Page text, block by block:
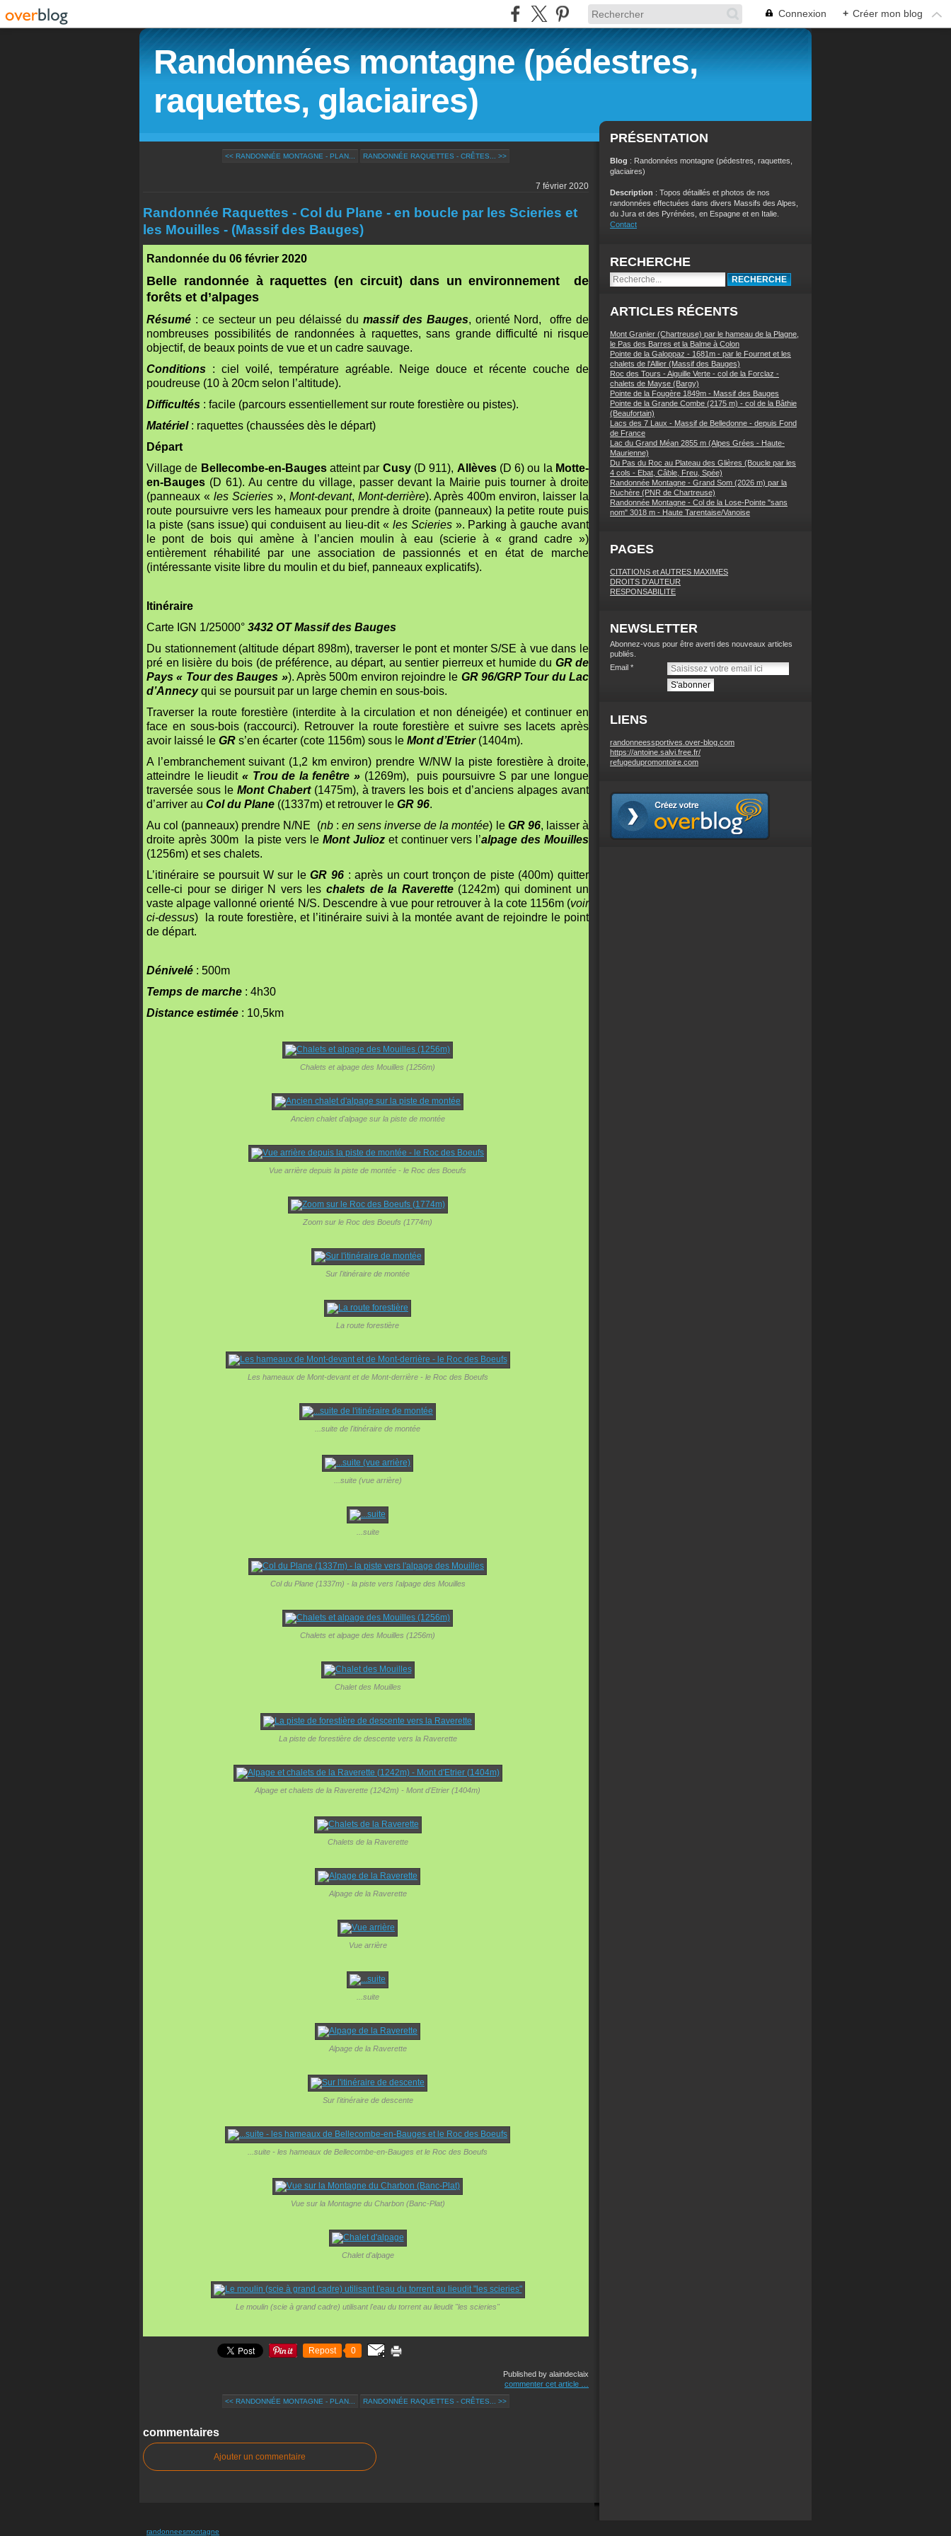
Connexion + Créer mon blog
Randonnées montagne (pédestres,
raquettes, glaciaires)
<< RANDONNÉE MONTAGNE - PLAN... RANDONNÉE RAQUETTES - CRÊTES... >>
7 février 2020
Randonnée Raquettes - Col du Plane - en boucle par les Scieries et
les Mouilles - (Massif des Bauges)
Randonnée du 06 février 2020
Belle randonnée à raquettes (en circuit) dans un environnement de
forêts et d’alpages
Résumé : ce secteur un peu délaissé du massif des Bauges, orienté Nord, offre de
nombreuses possibilités de randonnées à raquettes, sans grande difficulté ni risque
objectif, de beaux points de vue et un cadre sauvage.
Conditions : ciel voilé, température agréable. Neige douce et récente couche de
poudreuse (10 à 20cm selon l’altitude).
Difficultés : facile (parcours essentiellement sur route forestière ou pistes).
Matériel : raquettes (chaussées dès le départ)
Départ
Village de Bellecombe-en-Baugesatteint par Cusy(D 911), Allèves(D 6) ou la Motte-
en-Bauges (D 61). Au centre du village, passer devant la Mairie puis tourner à droite
(panneaux « les Scieries», Mont-devant, Mont-derrière). Après 400m environ, laisser la
route poursuivre vers les hameaux pour prendre à droite (panneaux) la petite route puis
la piste (sans issue) qui conduisent au lieu-dit « les Scieries». Parking à gauche avant
le pont de bois qui amène à l’ancien moulin à eau (scierie à « grand cadre »)
entièrement réhabilité par une association de passionnés et en état de marche
(intéressante visite libre du moulin et du bief, panneaux explicatifs).
Itinéraire
Carte IGN 1/25000° 3432 OT Massif des Bauges
Du stationnement (altitude départ 898m), traverser le pont et monter S/SE à vue dans le
pré en lisière du bois (de préférence, au départ, au sentier pierreux et humide du GR de
Pays « Tour des Bauges »). Après 500m environ rejoindre le GR 96/GRP Tour du Lac
d’Annecyqui se poursuit par un large chemin en sous-bois.
Traverser la route forestière (interdite à la circulation et non déneigée) et continuer en
face en sous-bois (raccourci). Retrouver la route forestière et suivre ses lacets après
avoir laissé le GR s’en écarter (cote 1156m) sous le Mont d’Etrier(1404m).
A l’embranchement suivant (1,2 km environ) prendre W/NW la piste forestière à droite,
atteindre le lieudit « Trou de la fenêtre » (1269m), puis poursuivre S par une longue
traversée sous le Mont Chabert(1475m), à travers les bois et d’anciens alpages avant
d’arriver au Col du Plane ((1337m) et retrouver le GR 96.
Au col (panneaux) prendre N/NE (nb: en sens inverse de la montée) le GR 96, laisser à
droite après 300m la piste vers le Mont Juliozet continuer vers l’alpage des Mouilles
(1256m) et ses chalets.
L’itinéraire se poursuit W sur leGR 96: après un court tronçon de piste (400m) quitter
celle-ci pour se diriger N vers les chalets de la Raverette(1242m) qui dominent un
vaste alpage vallonné orienté N/S. Descendre à vue pour retrouver à la cote 1156m (voir
ci-dessus) la route forestière, et l’itinéraire suivi à la montée avant de rejoindre le point
de départ.
Dénivelé : 500m
Temps de marche : 4h30
Distance estimée : 10,5km
Chalets et alpage des Mouilles (1256m)
Ancien chalet d'alpage sur la piste de montée
Vue arrière depuis la piste de montée - le Roc des Boeufs
Zoom sur le Roc des Boeufs (1774m)
Sur l'itinéraire de montée
La route forestière
Les hameaux de Mont-devant et de Mont-derrière - le Roc des Boeufs
...suite de l'itinéraire de montée
...suite (vue arrière)
...suite
Col du Plane (1337m) - la piste vers l'alpage des Mouilles
Chalets et alpage des Mouilles (1256m)
Chalet des Mouilles
La piste de forestière de descente vers la Raverette
Alpage et chalets de la Raverette (1242m) - Mont d'Etrier (1404m)
Chalets de la Raverette
Alpage de la Raverette
Vue arrière
...suite
Alpage de la Raverette
Sur l'itinéraire de descente
...suite - les hameaux de Bellecombe-en-Bauges et le Roc des Boeufs
Vue sur la Montagne du Charbon (Banc-Plat)
Chalet d'alpage
Le moulin (scie à grand cadre) utilisant l'eau du torrent au lieudit "les scieries"
Repost 0
Published by alaindeclaix
commenter cet article
<< RANDONNÉE MONTAGNE - PLAN... RANDONNÉE RAQUETTES - CRÊTES... >>
commentaires
Ajouter un commentaire
PRÉSENTATION
Blog : Randonnées montagne (pédestres, raquettes,
glaciaires)
Description : Topos détaillés et photos de nos
randonnées effectuées dans divers Massifs des Alpes,
du Jura et des Pyrénées, en Espagne et en Italie.
Contact
RECHERCHE
ARTICLES RÉCENTS
Mont Granier (Chartreuse) par le hameau de la Plagne,
le Pas des Barres et la Balme à Colon
Pointe de la Galoppaz - 1681m - par le Fournet et les
chalets de l'Allier (Massif des Bauges)
Roc des Tours - Aiguille Verte - col de la Forclaz -
chalets de Mayse (Bargy)
Pointe de la Fougère 1849m - Massif des Bauges
Pointe de la Grande Combe (2175 m) - col de la Bâthie
(Beaufortain)
Lacs des 7 Laux - Massif de Belledonne - depuis Fond
de France
Lac du Grand Méan 2855 m (Alpes Grées - Haute-
Maurienne)
Du Pas du Roc au Plateau des Glières (Boucle par les
4 cols - Ebat, Câble, Freu, Spée)
Randonnée Montagne - Grand Som (2026 m) par la
Ruchère (PNR de Chartreuse)
Randonnée Montagne - Col de la Lose-Pointe "sans
nom" 3018 m - Haute Tarentaise/Vanoise
PAGES
CITATIONS et AUTRES MAXIMES
DROITS D'AUTEUR
RESPONSABILITE
NEWSLETTER
Abonnez-vous pour être averti des nouveaux articles
publiés.
Email
LIENS
randonneessportives.over-blog.com
https://antoine.salvi.free.fr/
refugedupromontoire.com
randonneesmontagne